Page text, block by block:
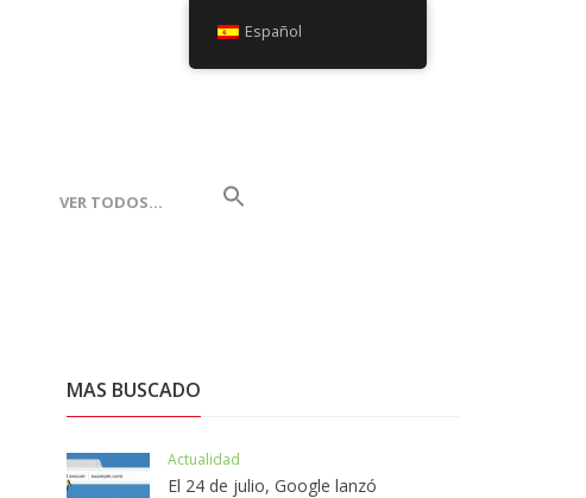
VER TODOS…
MAS BUSCADO
Actualidad
El 24 de julio, Google lanzó
Español